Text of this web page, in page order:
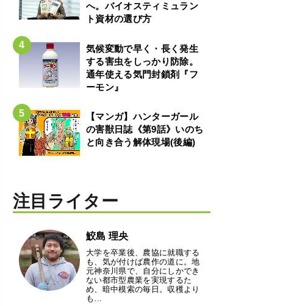
へ。バイオスティミュラン
ト資材の選び方
気候変動で早く・長く発生
する害虫をしっかり防除。
通年使える気門封鎖剤『フ
ーモン』
【マンガ】ハンターガール
の害獣日誌《第9話》いのち
と向き合う解体現場(後編)
注目ライター
鮫島 理央
大学を卒業後、農協に就職する
も、気が付けば農作の道に。地
元神奈川県で、自分にしかでき
ない都市型農業を実現するた
め、暗中模索の毎日。収穫より
も…